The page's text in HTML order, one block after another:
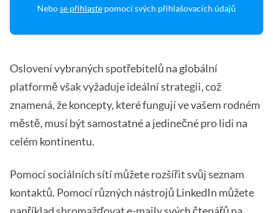
Nebose přihlaste pomocí svých přihlašovacích údajů
Oslovení vybraných spotřebitelů na globální
platformě však vyžaduje ideální strategii, což
znamená, že koncepty, které fungují ve vašem rodném
městě, musí být samostatné a jedinečné pro lidi na
celém kontinentu.
Pomocí sociálních sítí můžete rozšířit svůj seznam
kontaktů. Pomocí různých nástrojů LinkedIn můžete